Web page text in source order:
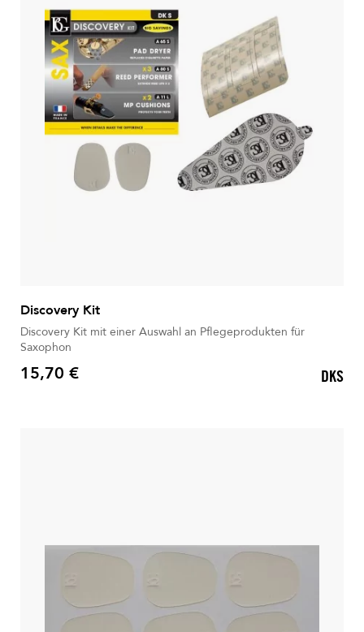
Discovery Kit
Discovery Kit mit einer Auswahl an Pflegeprodukten für
Saxophon
Preis
15,70 € DKS